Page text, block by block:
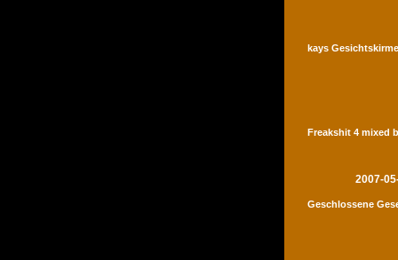
kays
Freakshit 4 mixed
2007-
Geschlossene